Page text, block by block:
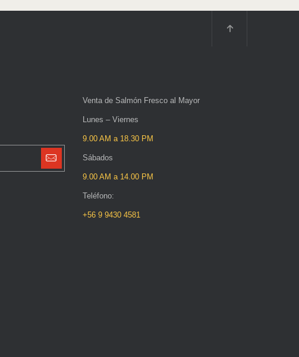
Venta de Salmón Fresco al Mayor
Lunes – Viernes
9.00 AM a 18.30 PM
Sábados
9.00 AM a 14.00 PM
Teléfono:
+56 9 9430 4581